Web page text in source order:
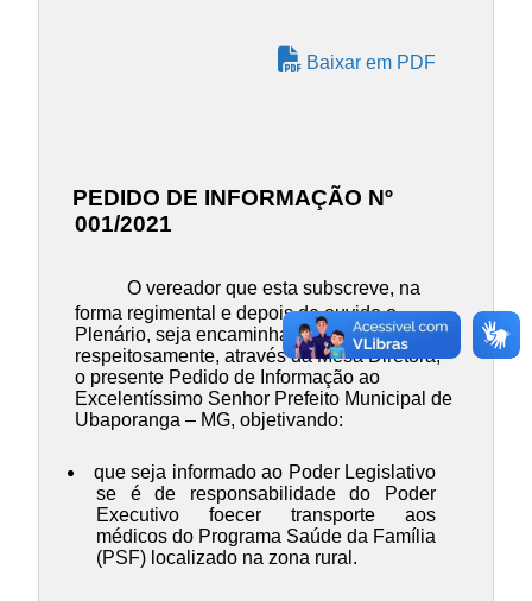
Baixar em PDF
PEDIDO DE INFORMAÇÃO Nº
001/2021
O vereador que esta subscreve, na
forma regimental e depois de ouvido o
Plenário, seja encaminhado,
respeitosamente, através da Mesa Diretora,
o presente Pedido de Informação ao
Excelentíssimo Senhor Prefeito Municipal de
Ubaporanga – MG, objetivando:
que seja informado ao Poder Legislativo
se é de responsabilidade do Poder
Executivo foecer transporte aos
médicos do Programa Saúde da Família
(PSF) localizado na zona rural.